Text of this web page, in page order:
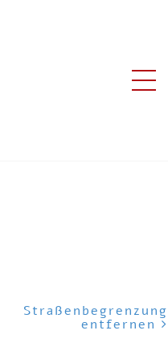
Straßenbegrenzung
entfernen